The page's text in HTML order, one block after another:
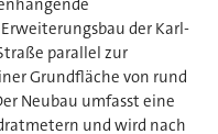
der Karl-
parallel zur
Grundfläche von rund
Neubau umfasst eine
und wird nach